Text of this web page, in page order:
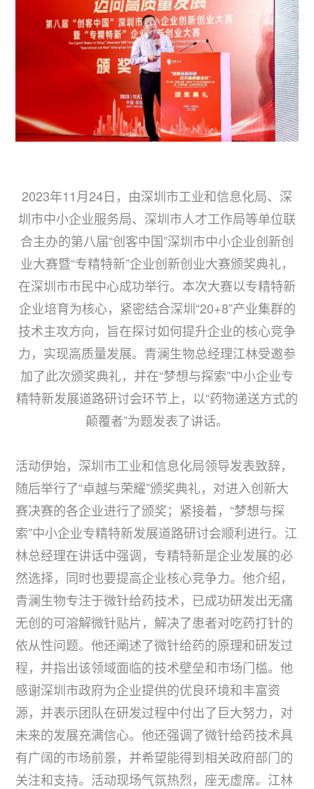
2023年11月24日，由深圳市工业和信息化局、深
圳市中小企业服务局、深圳市人才工作局等单位联
合主办的第八届“创客中国”深圳市中小企业创新创
业大赛暨“专精特新”企业创新创业大赛颁奖典礼，
在深圳市市民中心成功举行。本次大赛以专精特新
企业培育为核心，紧密结合深圳“20+8”产业集群的
技术主攻方向，旨在探讨如何提升企业的核心竞争
力，实现高质量发展。青澜生物总经理江林受邀参
加了此次颁奖典礼，并在“梦想与探索”中小企业专
精特新发展道路研讨会环节上，以“药物递送方式的
颠覆者”为题发表了讲话。
活动伊始，深圳市工业和信息化局领导发表致辞，
随后举行了“卓越与荣耀”颁奖典礼，对进入创新大
赛决赛的各企业进行了颁奖；紧接着，“梦想与探
索”中小企业专精特新发展道路研讨会顺利进行。江
林总经理在讲话中强调，专精特新是企业发展的必
然选择，同时也要提高企业核心竞争力。他介绍，
青澜生物专注于微针给药技术，已成功研发出无痛
无创的可溶解微针贴片，解决了患者对吃药打针的
依从性问题。他还阐述了微针给药的原理和研发过
程，并指出该领域面临的技术壁垒和市场门槛。他
感谢深圳市政府为企业提供的优良环境和丰富资
源，并表示团队在研发过程中付出了巨大努力，对
未来的发展充满信心。他还强调了微针给药技术具
有广阔的市场前景，并希望能得到相关政府部门的
关注和支持。活动现场气氛热烈，座无虚席。江林